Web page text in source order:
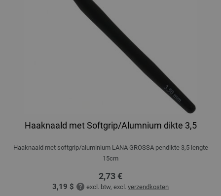
Haaknaald met Softgrip/Alumnium dikte 3,5
Haaknaald met softgrip/aluminium LANA GROSSA pendikte 3,5 lengte
15cm
2,73 €
3,19 $ excl. btw, excl. verzendkosten